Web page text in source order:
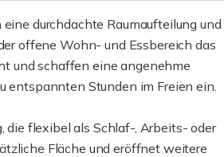
durchdachte Raumaufteilung und
offene Wohn- und Essbereich das
und schaffen eine angenehme
entspannten Stunden im Freien ein.
die flexibel als Schlaf-, Arbeits- oder
Fläche und eröffnet weitere